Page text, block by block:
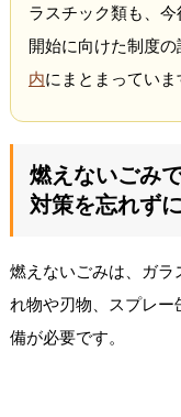
ラスチック類も、今
開始に向けた制度の
内にまとまっていま
燃えないごみ
対策を忘れずに
燃えないごみは、ガラ
れ物や刃物、スプレ
備が必要です。